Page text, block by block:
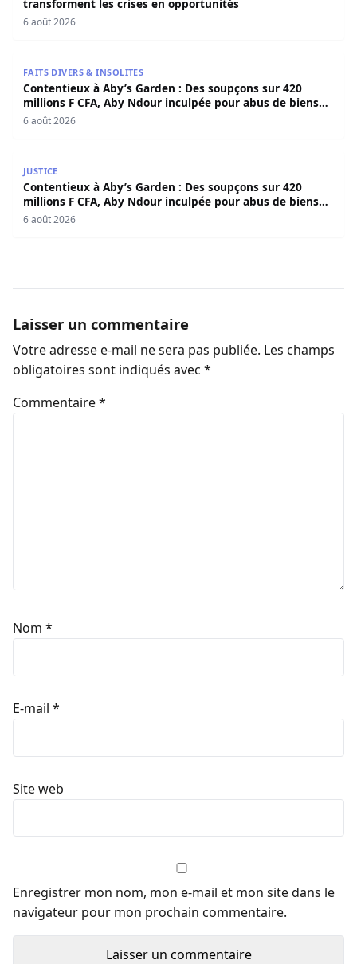
transforment les crises en opportunités
6 août 2026
FAITS DIVERS & INSOLITES
Contentieux à Aby’s Garden : Des soupçons sur 420
millions F CFA, Aby Ndour inculpée pour abus de biens
sociaux
6 août 2026
JUSTICE
Contentieux à Aby’s Garden : Des soupçons sur 420
millions F CFA, Aby Ndour inculpée pour abus de biens
sociaux
6 août 2026
Laisser un commentaire
Votre adresse e-mail ne sera pas publiée. Les champs
obligatoires sont indiqués avec *
Commentaire*
Nom *
E-mail *
Site web
Enregistrer mon nom, mon e-mail et mon site dans le
navigateur pour mon prochain commentaire.